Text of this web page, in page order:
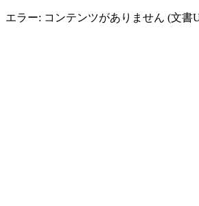
エラー: コンテンツがありません (文書